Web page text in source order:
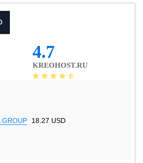
4.7
KREOHOST.RU
.GROUP 18.27 USD